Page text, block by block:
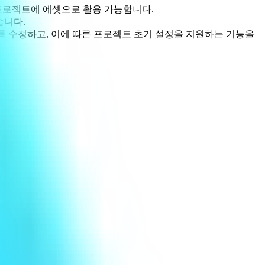
젝트에 에셋으로 활용 가능합니다.
니다.
수정하고, 이에 따른 프로젝트 초기 설정을 지원하는 기능을